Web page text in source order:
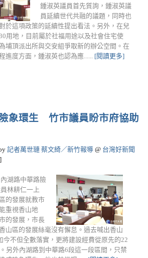
鍾淑英議員首先質詢，鍾淑英議
員延續世代共融的議題，同時也
於這項政策的延續性提出看法。另外，在兒
用地，目前屬於社福用途以及社會住宅使
埔頂派出所與交安組爭取新的辦公空間。在
進度方面，鍾淑英也認為應...... [閱讀更多]
象環生 竹市議員盼市府協助
記者萬世璉 蔡文綺／新竹報導 @ 台灣好新聞
]
湖路中華路險
林耕仁一上
的發展就教市
重視香山地
的發展，市長
山區的發展絲毫沒有懈怠。過去喊出香山
今不但全數落實，更將建設經費從原先的22
另外內湖路到中華路6段這一段區間，只禁